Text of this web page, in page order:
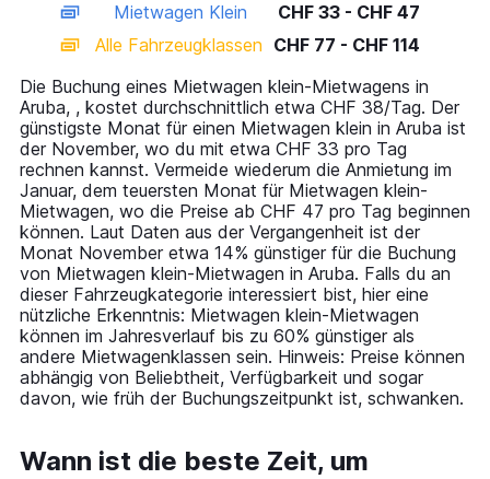
displaying
categories.
Range:
14
categories.
The
chart
has
1
Y
axis
displaying
values.
Range:
0
to
120.
Mietwagen Klein
CHF 33 - CHF 47
Alle Fahrzeugklassen CHF 77 - CHF 114
Die Buchung eines Mietwagen klein-Mietwagens in
Aruba, , kostet durchschnittlich etwa CHF 38/Tag. Der
günstigste Monat für einen Mietwagen klein in Aruba ist
der November, wo du mit etwa CHF 33 pro Tag
rechnen kannst. Vermeide wiederum die Anmietung im
Januar, dem teuersten Monat für Mietwagen klein-
Mietwagen, wo die Preise ab CHF 47 pro Tag beginnen
können. Laut Daten aus der Vergangenheit ist der
Monat November etwa 14% günstiger für die Buchung
von Mietwagen klein-Mietwagen in Aruba. Falls du an
dieser Fahrzeugkategorie interessiert bist, hier eine
nützliche Erkenntnis: Mietwagen klein-Mietwagen
können im Jahresverlauf bis zu 60% günstiger als
andere Mietwagenklassen sein. Hinweis: Preise können
abhängig von Beliebtheit, Verfügbarkeit und sogar
davon, wie früh der Buchungszeitpunkt ist, schwanken.
Wann ist die beste Zeit, um